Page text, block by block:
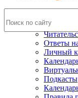
Ответы
Личный
Подкасты